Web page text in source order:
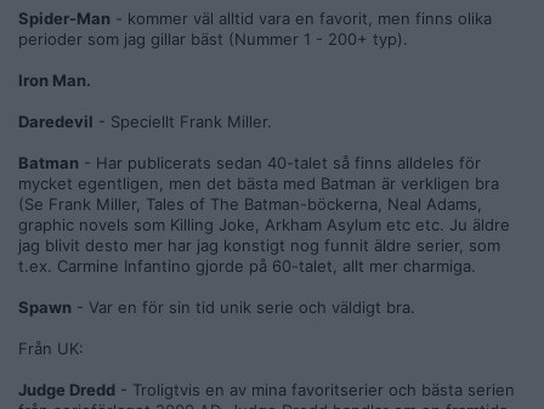
Spider-Man - kommer väl alltid vara en favorit, men finns olika
perioder som jag gillar bäst (Nummer 1 - 200+ typ).
Iron Man.
Daredevil - Speciellt Frank Miller.
Batman - Har publicerats sedan 40-talet så finns alldeles för
mycket egentligen, men det bästa med Batman är verkligen bra
(Se Frank Miller, Tales of The Batman-böckerna, Neal Adams,
graphic novels som Killing Joke, Arkham Asylum etc etc. Ju äldre
jag blivit desto mer har jag konstigt nog funnit äldre serier, som
t.ex. Carmine Infantino gjorde på 60-talet, allt mer charmiga.
Spawn - Var en för sin tid unik serie och väldigt bra.
Från UK:
Judge Dredd - Troligtvis en av mina favoritserier och bästa serien